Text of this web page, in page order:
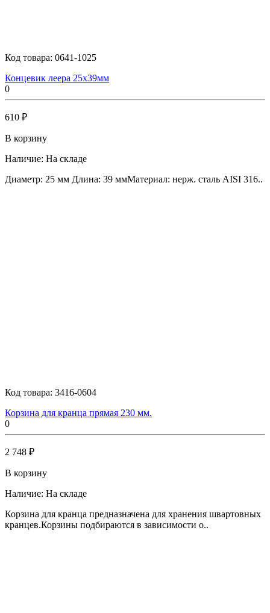
Код товара: 0641-1025
Концевик леера 25х39мм
0
610 ₽
В корзину
Наличие: На складе
Диаметр: 25 мм Длина: 39 ммМатериал: нерж. сталь AISI 316..
Код товара: 3416-0604
Корзина для кранца прямая 230 мм.
0
2 748 ₽
В корзину
Наличие: На складе
Корзина для кранца предназначена для хранения швартовных
кранцев.Корзины подбираются в зависимости о..